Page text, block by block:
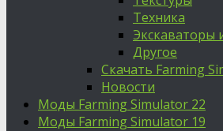
Техника
Экскаваторы
Другое
Скачать Farming
Новости
Моды Farming Simulator 22
Моды Farming Simulator 19